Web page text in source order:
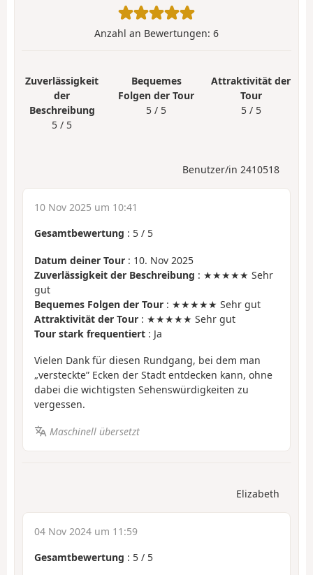
Anzahl an Bewertungen: 6
Zuverlässigkeit
der
Beschreibung
5 / 5
Bequemes
Folgen der Tour
5 / 5
Attraktivität der
Tour
5 / 5
Benutzer/in 2410518
10 Nov 2025 um 10:41
Gesamtbewertung : 5 / 5
Datum deiner Tour : 10. Nov 2025
Zuverlässigkeit der Beschreibung : ★★★★★ Sehr
gut
Bequemes Folgen der Tour : ★★★★★ Sehr gut
Attraktivität der Tour : ★★★★★ Sehr gut
Tour stark frequentiert : Ja
Vielen Dank für diesen Rundgang, bei dem man
„versteckte” Ecken der Stadt entdecken kann, ohne
dabei die wichtigsten Sehenswürdigkeiten zu
vergessen.
Maschinell übersetzt
Elizabeth
04 Nov 2024 um 11:59
Gesamtbewertung : 5 / 5